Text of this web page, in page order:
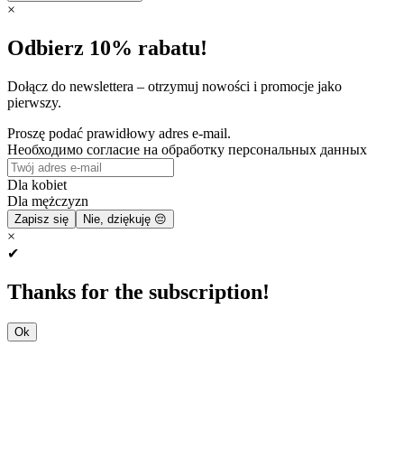
×
Odbierz 10% rabatu!
Dołącz do newslettera – otrzymuj nowości i promocje jako
pierwszy.
Proszę podać prawidłowy adres e-mail.
Необходимо согласие на обработку персональных данных
Dla kobiet
Dla mężczyzn
Zapisz się Nie, dziękuję 😔
×
✔
Thanks for the subscription!
Ok